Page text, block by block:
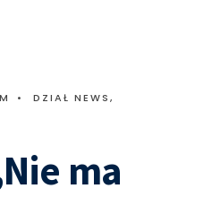
• DZIAŁ NEWS,
ma